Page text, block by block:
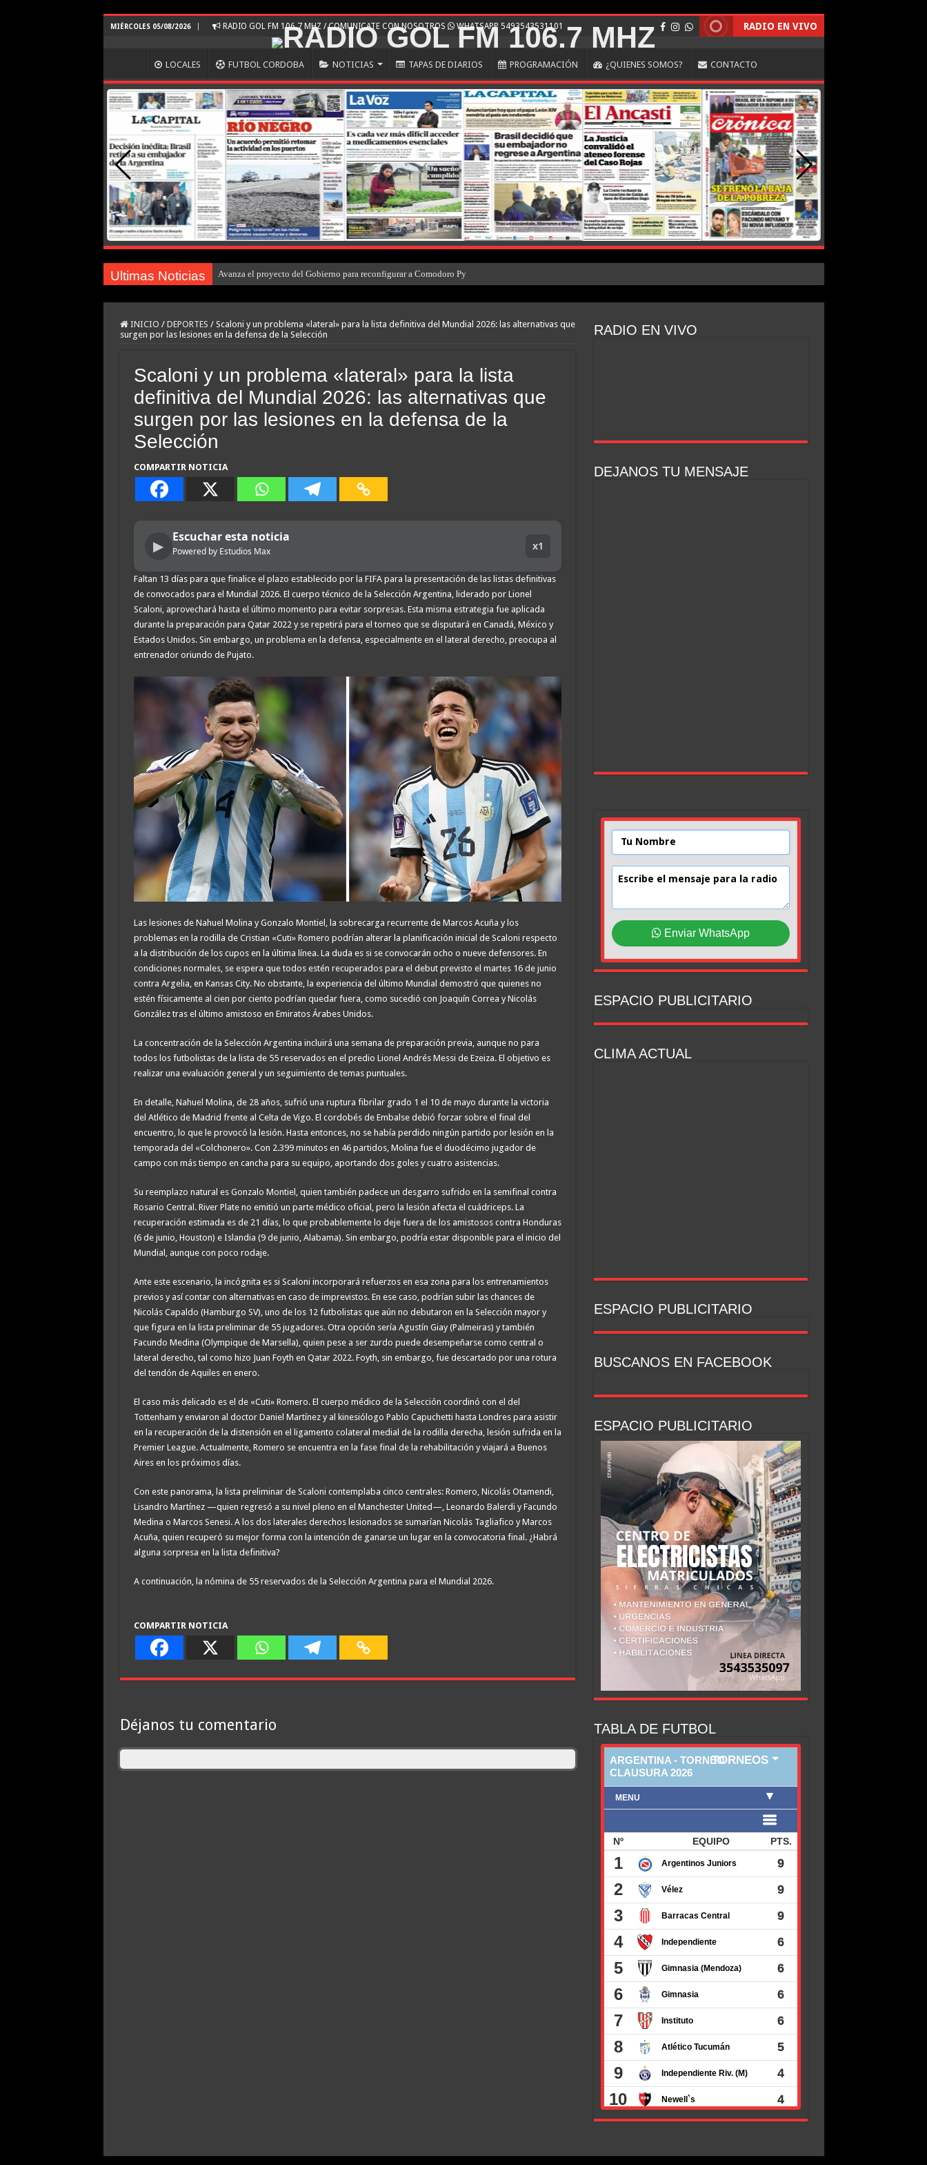
MIÉRCOLES 05/08/2026 RADIO GOL FM 106.7 MHZ / COMUNICATE CON NOSOTROS WHATSAPP 5493543531101 RADIO EN VIVO
LOCALES FUTBOL CORDOBA NOTICIAS TAPAS DE DIARIOS PROGRAMACIÓN ¿QUIENES SOMOS? CONTACTO
Ultimas Noticias Avanza el proyecto del Gobierno para reconfigurar a Comodoro Py
INICIO / DEPORTES / Scaloni y un problema «lateral» para la lista definitiva del Mundial 2026: las alternativas que
surgen por las lesiones en la defensa de la Selección
Scaloni y un problema «lateral» para la lista
definitiva del Mundial 2026: las alternativas que
surgen por las lesiones en la defensa de la
Selección
COMPARTIR NOTICIA
▶
Escuchar esta noticia
Powered by Estudios Max x1
Faltan 13 días para que finalice el plazo establecido por la FIFA para la presentación de las listas definitivas
de convocados para el Mundial 2026. El cuerpo técnico de la Selección Argentina, liderado por Lionel
Scaloni, aprovechará hasta el último momento para evitar sorpresas. Esta misma estrategia fue aplicada
durante la preparación para Qatar 2022 y se repetirá para el torneo que se disputará en Canadá, México y
Estados Unidos. Sin embargo, un problema en la defensa, especialmente en el lateral derecho, preocupa al
entrenador oriundo de Pujato.
Las lesiones de Nahuel Molina y Gonzalo Montiel, la sobrecarga recurrente de Marcos Acuña y los
problemas en la rodilla de Cristian «Cuti» Romero podrían alterar la planificación inicial de Scaloni respecto
a la distribución de los cupos en la última línea. La duda es si se convocarán ocho o nueve defensores. En
condiciones normales, se espera que todos estén recuperados para el debut previsto el martes 16 de junio
contra Argelia, en Kansas City. No obstante, la experiencia del último Mundial demostró que quienes no
estén físicamente al cien por ciento podrían quedar fuera, como sucedió con Joaquín Correa y Nicolás
González tras el último amistoso en Emiratos Árabes Unidos.
La concentración de la Selección Argentina incluirá una semana de preparación previa, aunque no para
todos los futbolistas de la lista de 55 reservados en el predio Lionel Andrés Messi de Ezeiza. El objetivo es
realizar una evaluación general y un seguimiento de temas puntuales.
En detalle, Nahuel Molina, de 28 años, sufrió una ruptura fibrilar grado 1 el 10 de mayo durante la victoria
del Atlético de Madrid frente al Celta de Vigo. El cordobés de Embalse debió forzar sobre el final del
encuentro, lo que le provocó la lesión. Hasta entonces, no se había perdido ningún partido por lesión en la
temporada del «Colchonero». Con 2.399 minutos en 46 partidos, Molina fue el duodécimo jugador de
campo con más tiempo en cancha para su equipo, aportando dos goles y cuatro asistencias.
Su reemplazo natural es Gonzalo Montiel, quien también padece un desgarro sufrido en la semifinal contra
Rosario Central. River Plate no emitió un parte médico oficial, pero la lesión afecta el cuádriceps. La
recuperación estimada es de 21 días, lo que probablemente lo deje fuera de los amistosos contra Honduras
(6 de junio, Houston) e Islandia (9 de junio, Alabama). Sin embargo, podría estar disponible para el inicio del
Mundial, aunque con poco rodaje.
Ante este escenario, la incógnita es si Scaloni incorporará refuerzos en esa zona para los entrenamientos
previos y así contar con alternativas en caso de imprevistos. En ese caso, podrían subir las chances de
Nicolás Capaldo (Hamburgo SV), uno de los 12 futbolistas que aún no debutaron en la Selección mayor y
que figura en la lista preliminar de 55 jugadores. Otra opción sería Agustín Giay (Palmeiras) y también
Facundo Medina (Olympique de Marsella), quien pese a ser zurdo puede desempeñarse como central o
lateral derecho, tal como hizo Juan Foyth en Qatar 2022. Foyth, sin embargo, fue descartado por una rotura
del tendón de Aquiles en enero.
El caso más delicado es el de «Cuti» Romero. El cuerpo médico de la Selección coordinó con el del
Tottenham y enviaron al doctor Daniel Martínez y al kinesiólogo Pablo Capuchetti hasta Londres para asistir
en la recuperación de la distensión en el ligamento colateral medial de la rodilla derecha, lesión sufrida en la
Premier League. Actualmente, Romero se encuentra en la fase final de la rehabilitación y viajará a Buenos
Aires en los próximos días.
Con este panorama, la lista preliminar de Scaloni contemplaba cinco centrales: Romero, Nicolás Otamendi,
Lisandro Martínez —quien regresó a su nivel pleno en el Manchester United—, Leonardo Balerdi y Facundo
Medina o Marcos Senesi. A los dos laterales derechos lesionados se sumarían Nicolás Tagliafico y Marcos
Acuña, quien recuperó su mejor forma con la intención de ganarse un lugar en la convocatoria final. ¿Habrá
alguna sorpresa en la lista definitiva?
A continuación, la nómina de 55 reservados de la Selección Argentina para el Mundial 2026.
COMPARTIR NOTICIA
Déjanos tu comentario
RADIO EN VIVO
DEJANOS TU MENSAJE
Enviar WhatsApp
ESPACIO PUBLICITARIO
CLIMA ACTUAL
ESPACIO PUBLICITARIO
BUSCANOS EN FACEBOOK
ESPACIO PUBLICITARIO
TABLA DE FUTBOL